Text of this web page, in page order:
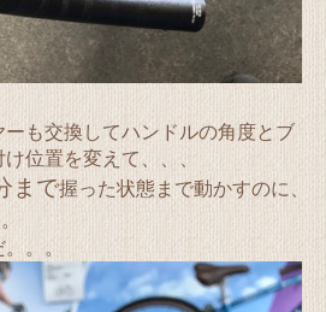
ーも交換してハンドルの角度とブ
位置を変えて、、、
まで握った状態まで動かすのに、
。。